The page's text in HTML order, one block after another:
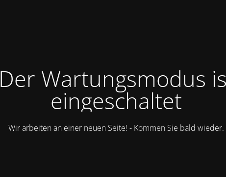
Der Wartungsmodus
eingeschaltet
Wir arbeiten an einer neuen Seite! - Kommen Sie bald wieder.